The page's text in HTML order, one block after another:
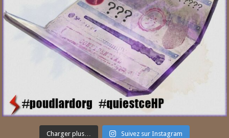
Charger plus… Suivez sur Instagram